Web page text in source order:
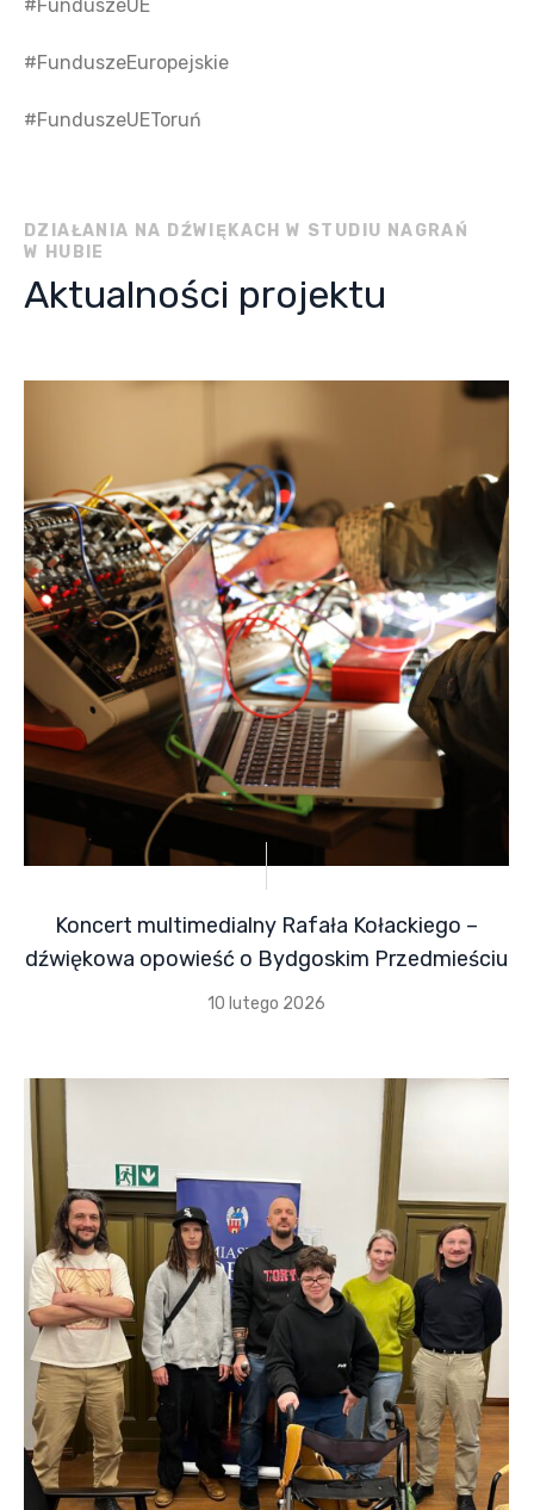
#FunduszeUE
#FunduszeEuropejskie
#FunduszeUEToruń
DZIAŁANIA NA DŹWIĘKACH W STUDIU NAGRAŃ
W HUBIE
Aktualności projektu
Koncert multimedialny Rafała Kołackiego –
dźwiękowa opowieść o Bydgoskim Przedmieściu
10 lutego 2026